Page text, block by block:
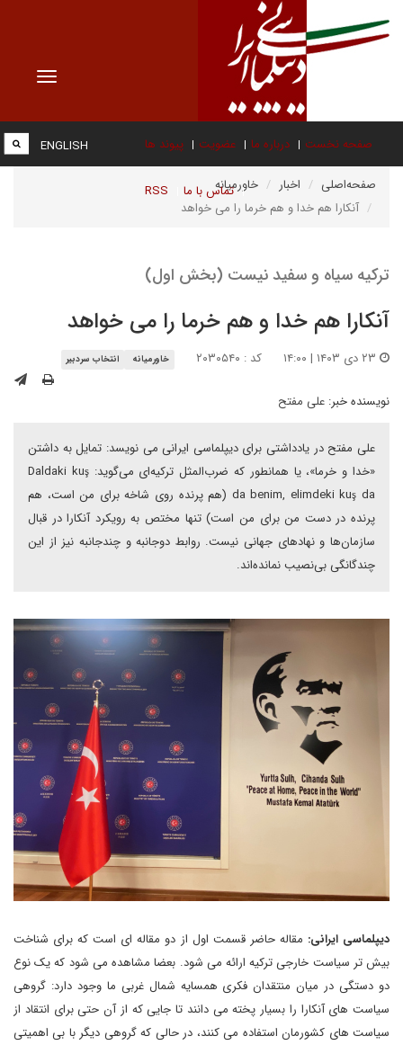
Toggle
صفحه نخست درباره ما عضویت پیوند ها
تماس با ما RSS
ENGLISH
صفحه‌اصلی اخبار
خاورمیانه
آنکارا هم خدا و هم خرما را می خواهد
ترکیه سیاه و سفید نیست (بخش اول)
آنکارا هم خدا و هم خرما را می خواهد
کد : ۲۰۳۰۵۴۰ خاورمیانه انتخاب سردبیر
نویسنده خبر: علی مفتح
علی مفتح در یادداشتی برای دیپلماسی ایرانی می نویسد: تمایل به داشتن
«خدا و خرما»، یا همانطور که ضرب‌المثل ترکیه‌ای می‌گوید: Daldaki kuş
da benim, elimdeki kuş da (هم پرنده روی شاخه برای من است، هم
پرنده در دست من برای من است) تنها مختص به رویکرد آنکارا در قبال
سازمان‌ها و نهادهای جهانی نیست. روابط دوجانبه و چندجانبه نیز از این
چندگانگی بی‌نصیب نمانده‌اند.
دیپلماسی ایرانی: مقاله حاضر قسمت اول از دو مقاله ای است که برای شناخت
بیش تر سیاست خارجی ترکیه ارائه می شود. بعضا مشاهده می شود که یک نوع
دو دستگی در میان منتقدان فکری همسایه شمال غربی ما وجود دارد: گروهی
سیاست های آنکارا را بسیار پخته می دانند تا جایی که از آن حتی برای انتقاد از
سیاست های کشورمان استفاده می کنند، در حالی که گروهی دیگر با بی اهمیتی